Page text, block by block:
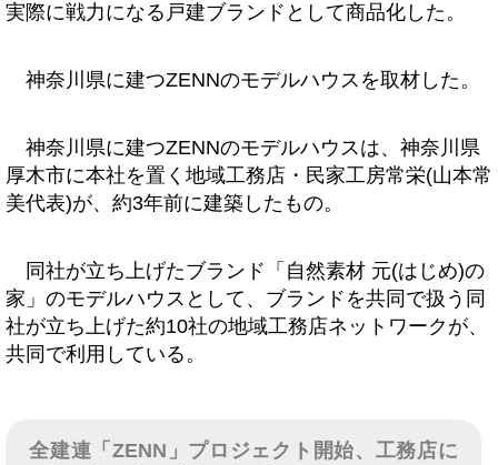
実際に戦力になる戸建ブランドとして商品化した。
神奈川県に建つZENNのモデルハウスを取材した。
神奈川県に建つZENNのモデルハウスは、神奈川県
厚木市に本社を置く地域工務店・民家工房常栄(山本常
美代表)が、約3年前に建築したもの。
同社が立ち上げたブランド「自然素材 元(はじめ)の
家」のモデルハウスとして、ブランドを共同で扱う同
社が立ち上げた約10社の地域工務店ネットワークが、
共同で利用している。
全建連「ZENN」プロジェクト開始、工務店に